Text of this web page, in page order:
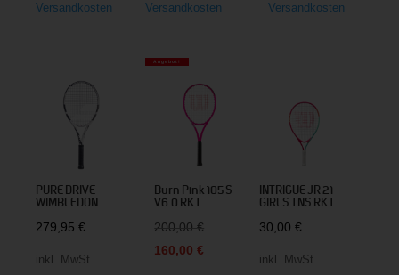
Versandkosten
Versandkosten
Versandkosten
PURE DRIVE
WIMBLEDON
279,95€
inkl. MwSt.
Angebot!
Burn Pink 105 S
V6.0 RKT
200,00€ Ursprünglicher
160,00€
INTRIGUE JR 21
GIRLS TNS RKT
30,00 €
inkl. MwSt.